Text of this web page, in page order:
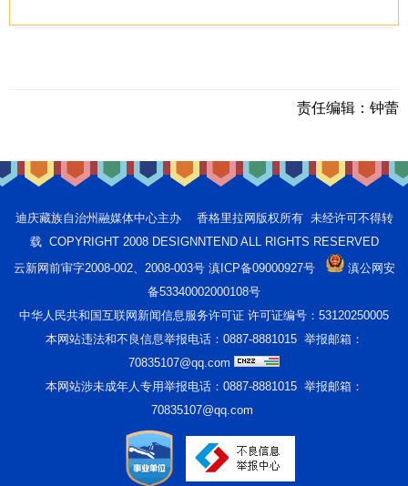
责任编辑： 钟蕾
迪庆藏族自治州融媒体中心主办 香格里拉网版权所有 未经许可不得转
载 COPYRIGHT 2008 DESIGNNTEND ALL RIGHTS RESERVED
云新网前审字2008-002、2008-003号 滇ICP备09000927号
滇公网安
备53340002000108号
中华人民共和国互联网新闻信息服务许可证 许可证编号：53120250005
本网站违法和不良信息举报电话：0887-8881015 举报邮箱：
70835107@qq.com
本网站涉未成年人专用举报电话：0887-8881015 举报邮箱：
70835107@qq.com